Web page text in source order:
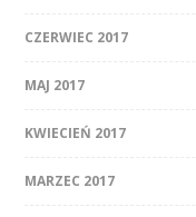
CZERWIEC 2017
MAJ 2017
KWIECIEŃ 2017
MARZEC 2017